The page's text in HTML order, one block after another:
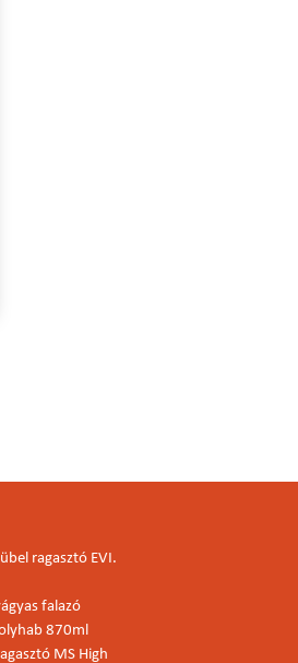
ragasztó EVI.
falazó
870ml
MS High